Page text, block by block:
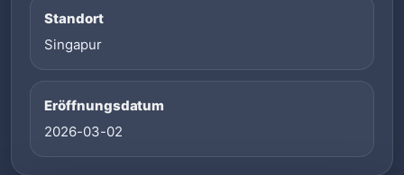
Standort
Singapur
Eröffnungsdatum
2026-03-02